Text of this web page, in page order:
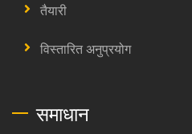
तैयारी
विस्तारित अनुप्रयोग
समाधान